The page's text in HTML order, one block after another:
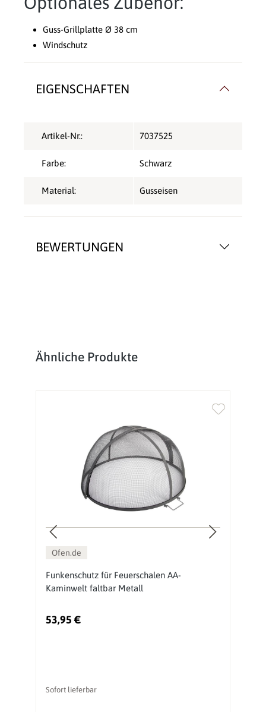
Guss-Grillplatte Ø 38 cm
Windschutz
BEWERTUNGEN
EIGENSCHAFTEN
Artikel-Nr.: 7037525
Farbe: Schwarz
Material: Gusseisen
Produktgalerie überspringen
Ähnliche Produkte
Ofen.de
Funkenschutz für Feuerschalen AA-
Kaminwelt faltbar Metall
53,95 €
Sofort lieferbar